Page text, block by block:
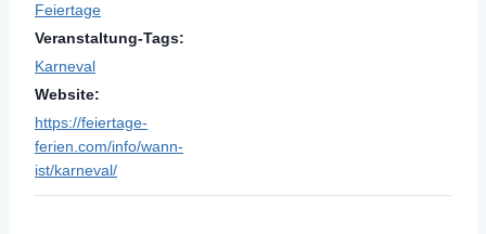
Feiertage
Veranstaltung-Tags:
Karneval
Website:
https://feiertage-
ferien.com/info/wann-
ist/karneval/